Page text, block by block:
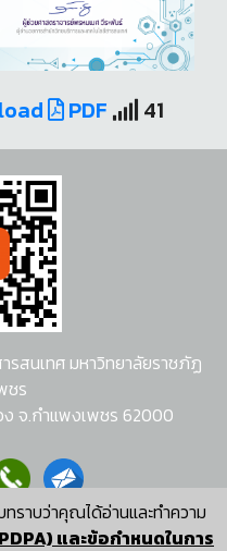
PDF 41
ราบว่าคุณได้อ่านและทำความ
และข้อกำหนดในการ
รสนเทศ มหาวิทยาลัยราชภัฏ
ชร
ง จ.กำแพงเพชร 62000
า พวงผกา